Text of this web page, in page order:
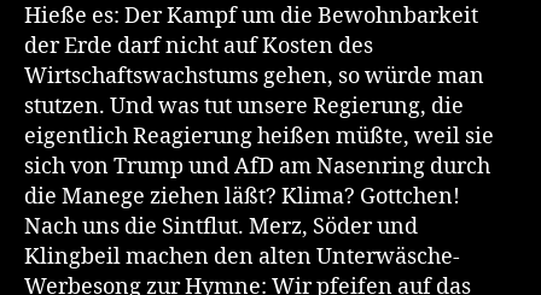
Hieße es: Der Kampf um die Bewohnbarkeit
der Erde darf nicht auf Kosten des
Wirtschaftswachstums gehen, so würde man
stutzen. Und was tut unsere Regierung, die
eigentlich Reagierung heißen müßte, weil sie
sich von Trump und AfD am Nasenring durch
die Manege ziehen läßt? Klima? Gottchen!
Nach uns die Sintflut. Merz, Söder und
Klingbeil machen den alten Unterwäsche-
Werbesong zur Hymne: Wir pfeifen auf das